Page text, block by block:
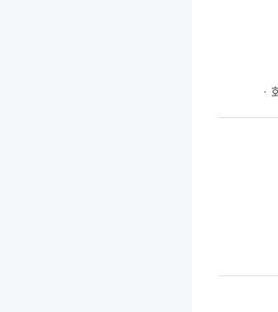
ㆍ